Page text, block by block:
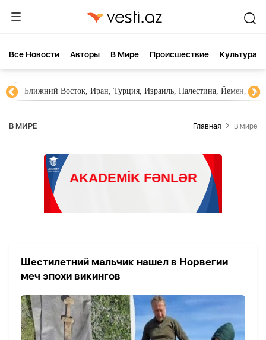
Все Новости Aвторы В Мире Происшествие Культура
Ближний Восток, Иран, Турция, Израиль, Палестина, Йемен,
В МИРЕ Главная В мире
Шестилетний мальчик нашел в Норвегии
меч эпохи викингов